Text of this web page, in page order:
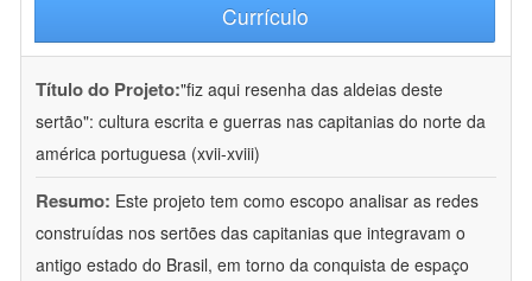
Currículo
Título do Projeto:"fiz aqui resenha das aldeias deste
sertão": cultura escrita e guerras nas capitanias do norte da
américa portuguesa (xvii-xviii)
Resumo: Este projeto tem como escopo analisar as redes
construídas nos sertões das capitanias que integravam o
antigo estado do Brasil, em torno da conquista de espaço